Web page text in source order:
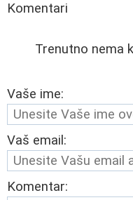
Komentari
Trenutno nema
Vaše ime:
Vaš email:
Komentar: